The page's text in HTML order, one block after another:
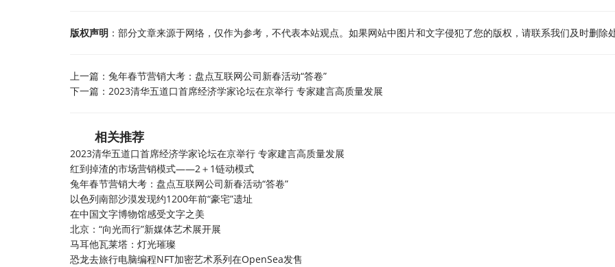
版权声明 ：部分文章来源于网络，仅作为参考，不代表本站观点。如果网站中图片和文字侵犯了您的版权，请联系我们及时删除
上一篇： 兔年春节营销大考：盘点互联网公司新春活动“答卷”
下一篇： 2023清华五道口首席经济学家论坛在京举行 专家建言高质量发展
相关推荐
2023清华五道口首席经济学家论坛在京举行 专家建言高质量发展
红到掉渣的市场营销模式——2＋1链动模式
兔年春节营销大考：盘点互联网公司新春活动“答卷”
以色列南部沙漠发现约1200年前“豪宅”遗址
在中国文字博物馆感受文字之美
北京：“向光而行”新媒体艺术展开展
马耳他瓦莱塔：灯光璀璨
恐龙去旅行电脑编程NFT加密艺术系列在OpenSea发售